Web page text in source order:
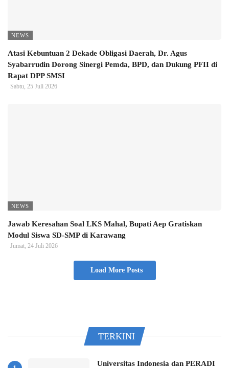
NEWS
Atasi Kebuntuan 2 Dekade Obligasi Daerah, Dr. Agus
Syabarrudin Dorong Sinergi Pemda, BPD, dan Dukung PFII di
Rapat DPP SMSI
Sabtu, 25 Juli 2026
NEWS
Jawab Keresahan Soal LKS Mahal, Bupati Aep Gratiskan
Modul Siswa SD-SMP di Karawang
Jumat, 24 Juli 2026
Load More Posts
TERKINI
Universitas Indonesia dan PERADI